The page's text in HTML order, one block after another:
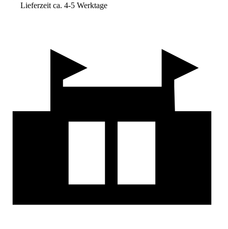
Lieferzeit ca. 4-5 Werktage